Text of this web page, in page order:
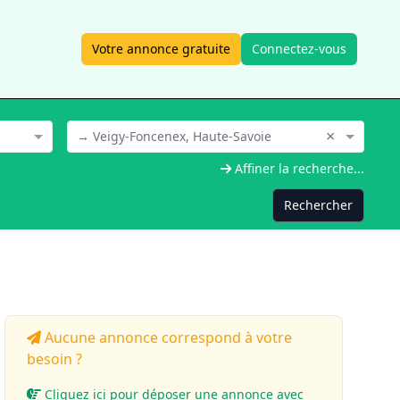
Votre annonce gratuite Connectez-vous
→ Veigy-Foncenex, Haute-Savoie ×
Affiner la recherche...
Rechercher
Aucune annonce correspond à votre
besoin ?
Cliquez ici pour déposer une annonce avec